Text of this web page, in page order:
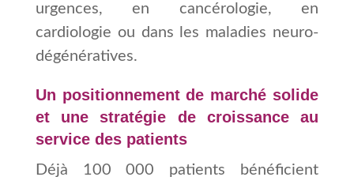
urgences, en cancérologie, en
cardiologie ou dans les maladies neuro-
dégénératives.
Un positionnement de marché solide
et une stratégie de croissance au
service des patients
Déjà 100 000 patients bénéficient